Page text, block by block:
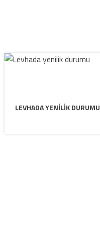
LEVHADA YENILIK DURUMU